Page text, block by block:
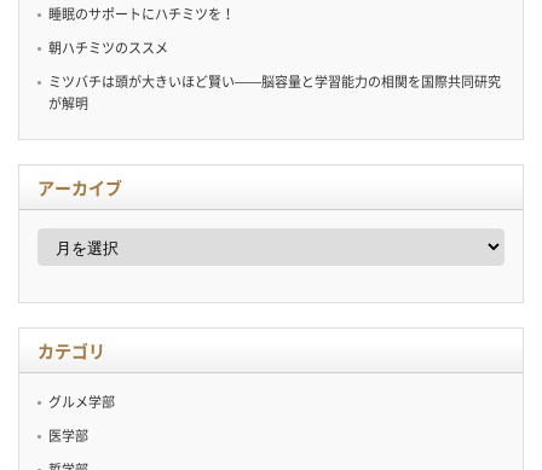
睡眠のサポートにハチミツを！
朝ハチミツのススメ
ミツバチは頭が大きいほど賢い——脳容量と学習能力の相関を国際共同研究
が解明
アーカイブ
ア
イ
カテゴリ
グルメ学部
医学部